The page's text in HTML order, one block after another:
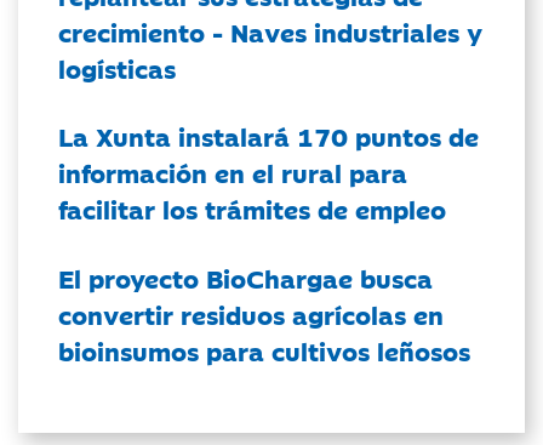
crecimiento - Naves industriales y
logísticas
La Xunta instalará 170 puntos de
información en el rural para
facilitar los trámites de empleo
El proyecto BioChargae busca
convertir residuos agrícolas en
bioinsumos para cultivos leñosos